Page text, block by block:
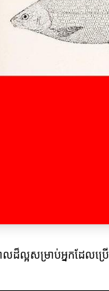
ដ៏ល្អសម្រាប់អ្នកដែលប្